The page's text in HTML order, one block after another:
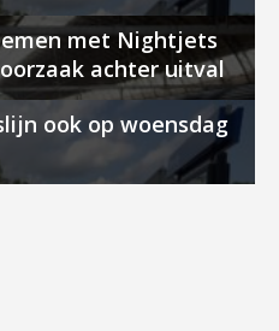
met Nightjets
achter uitval
ook op woensdag